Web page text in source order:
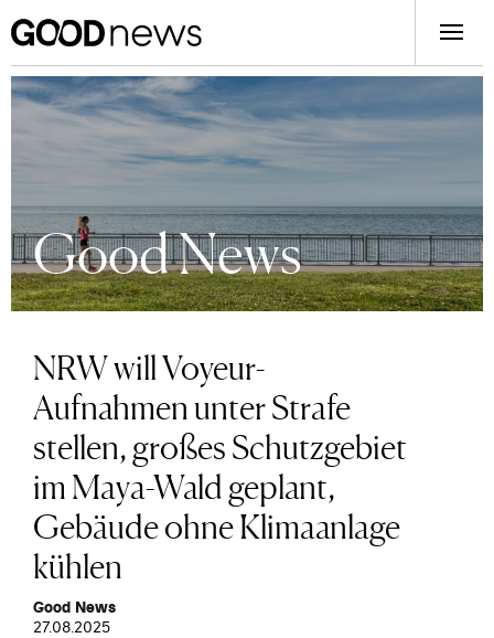
Good News
NRW will Voyeur-
Aufnahmen unter Strafe
stellen, großes Schutzgebiet
im Maya-Wald geplant,
Gebäude ohne Klimaanlage
kühlen
Good News
27.08.2025